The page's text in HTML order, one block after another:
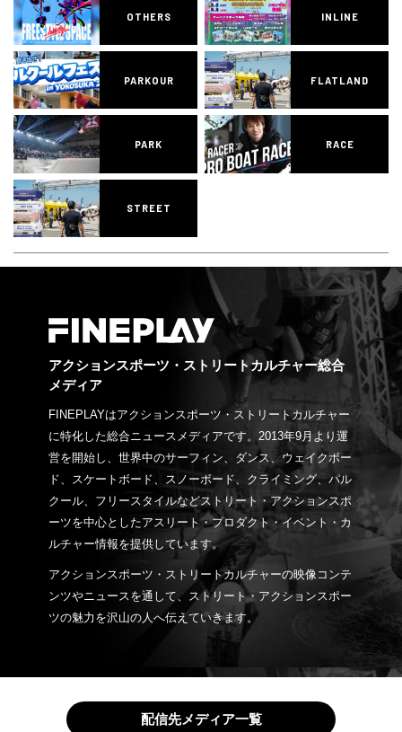
OTHERS INLINE
PARKOUR FLATLAND
PARK RACE
STREET
アクションスポーツ・ストリートカルチャー総合
メディア
FINEPLAYはアクションスポーツ・ストリートカルチャー
に特化した総合ニュースメディアです。2013年9月より運
営を開始し、世界中のサーフィン、ダンス、ウェイクボー
ド、スケートボード、スノーボード、クライミング、パル
クール、フリースタイルなどストリート・アクションスポ
ーツを中心としたアスリート・プロダクト・イベント・カ
ルチャー情報を提供しています。
アクションスポーツ・ストリートカルチャーの映像コンテ
ンツやニュースを通して、ストリート・アクションスポー
ツの魅力を沢山の人へ伝えていきます。
配信先メディア一覧